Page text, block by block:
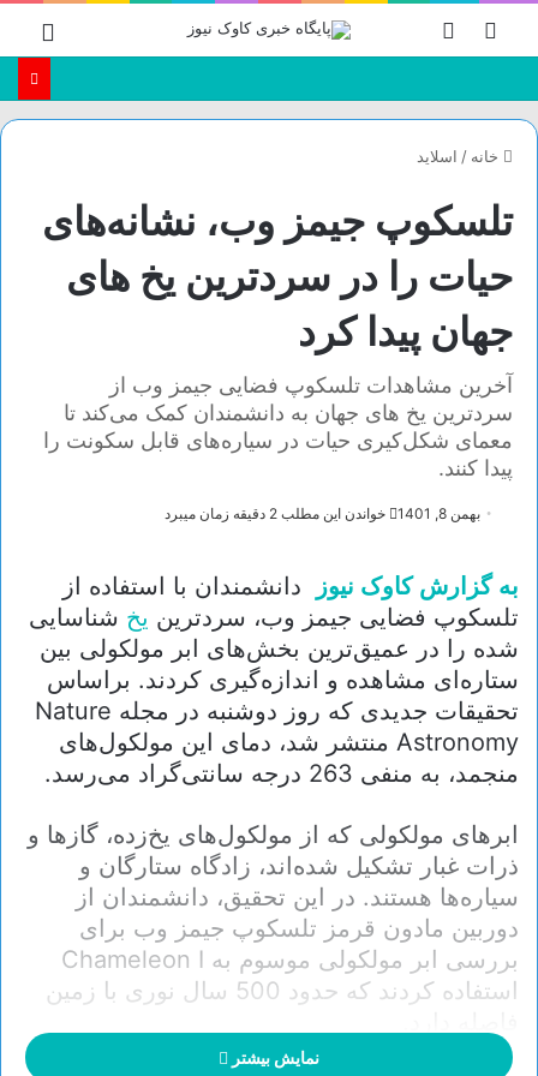
جستجو
خانه / اسلاید
تلسکوپ جیمز وب، نشانه‌های
حیات را در سردترین یخ های
جهان پیدا کرد
آخرین مشاهدات تلسکوپ فضایی جیمز وب از
سردترین یخ های جهان به دانشمندان کمک می‌کند تا
معمای شکل‌کیری حیات در سیاره‌های قابل سکونت را
پیدا کنند.
بهمن 8, 1401 خواندن این مطلب 2 دقیقه زمان میبرد
به گزارش کاوک نیوز
دانشمندان با استفاده از
تلسکوپ فضایی جیمز وب، سردترین یخ شناسایی
شده را در عمیق‌ترین بخش‌های ابر مولکولی بین
ستاره‌ای مشاهده و اندازه‌گیری کردند. براساس
تحقیقات جدیدی که روز دوشنبه در مجله Nature
Astronomy منتشر شد، دمای این مولکول‌های
منجمد، به منفی 263 درجه سانتی‌گراد می‌رسد.
ابرهای مولکولی که از مولکول‌های یخ‌زده، گازها و
ذرات غبار تشکیل شده‌اند، زادگاه ستارگان و
سیاره‌ها هستند. در این تحقیق، دانشمندان از
دوربین مادون قرمز تلسکوپ جیمز وب برای
بررسی ابر مولکولی موسوم به Chameleon I
استفاده کردند که حدود 500 سال نوری با زمین
نمایش بیشتر